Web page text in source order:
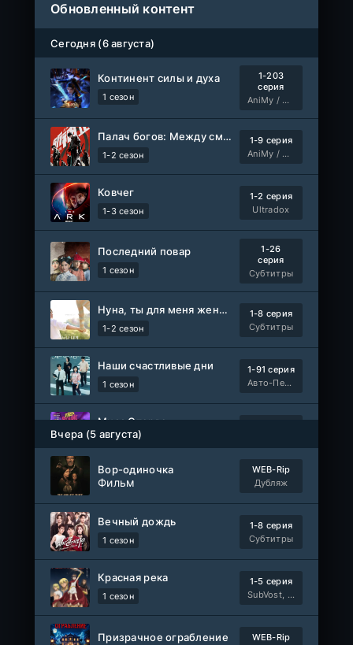
Обновленный контент
Сегодня (6 августа)
Континент силы и духа
1 сезон
1-203
серия
AniMy / RuChiMe
Палач богов: Между смертным и божественным царством 2
1-2 сезон
1-9 серия
AniMy / RuChiMe
Ковчег
1-3 сезон
1-2 серия
Ultradox
Последний повар
1 сезон
1-26
серия
Субтитры
Нуна, ты для меня женщина 2
1-2 сезон
1-8 серия
Субтитры
Наши счастливые дни
1 сезон
1-91 серия
Авто-Перевод
Мисс Стерва
1 сезон
Жизнь в чужих мечтах
WEB-DL
AlphaProject
1-40
серия
AniMy / RuChiMe
1 сезон
1-7 серия
Вчера (5 августа)
Вор-одиночка
Фильм
WEB-Rip
Дубляж
Вечный дождь
1 сезон
1-8 серия
Субтитры
Красная река
1 сезон
1-5 серия
SubVost, Манипулятор, AnimeVost, Dream Cast
Призрачное ограбление
WEB-Rip